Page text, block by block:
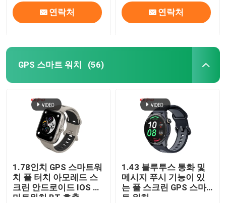
연락처 연락처
GPS 스마트 워치 (56)
1.78인치 GPS 스마트워
치 풀 터치 아모레드 스
크린 안드로이드 IOS 스
마트워치 BT 호출
1.43 블루투스 통화 및
메시지 푸시 기능이 있
는 풀 스크린 GPS 스마
트 워치